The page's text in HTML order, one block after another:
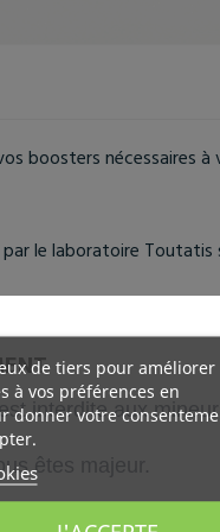
interdite aux
êtes majeur.
de tiers pour améliorer
à vos préférences en
donner votre
boosters nécessaires
le laboratoire Toutatis
de votre